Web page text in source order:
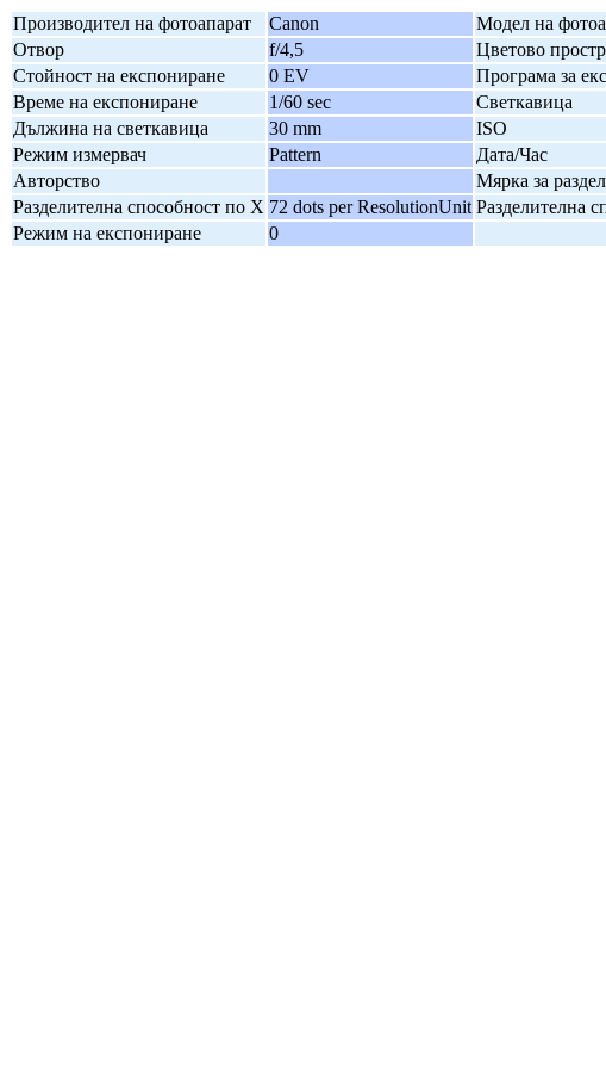
Производител на фотоапарат Canon Модел на
Отвор
f/4,5 Цветово
Стойност на експониране
0 EV Програма за
Време на експониране
1/60 sec Светкавица
Дължина на светкавица
30 mm ISO
Режим измервач
Pattern Дата/Час
Авторство
Мярка за
Разделителна способност по X 72 dots per ResolutionUnit Разделителна
Режим на експониране
0